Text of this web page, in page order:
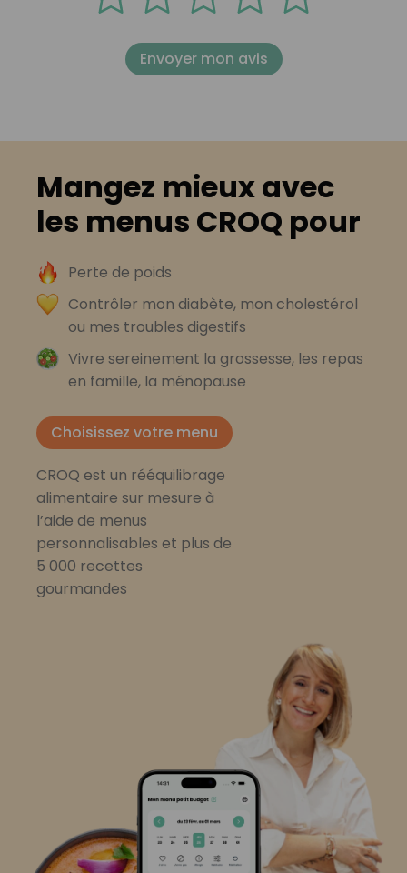
Envoyer mon avis
Mangez mieux avec
les menus CROQ pour
Perte de poids
Contrôler mon diabète, mon cholestérol
ou mes troubles digestifs
Vivre sereinement la grossesse, les repas
en famille, la ménopause
Choisissez votre menu
CROQ est un rééquilibrage
alimentaire sur mesure à
l’aide de menus
personnalisables et plus de
5 000 recettes
gourmandes